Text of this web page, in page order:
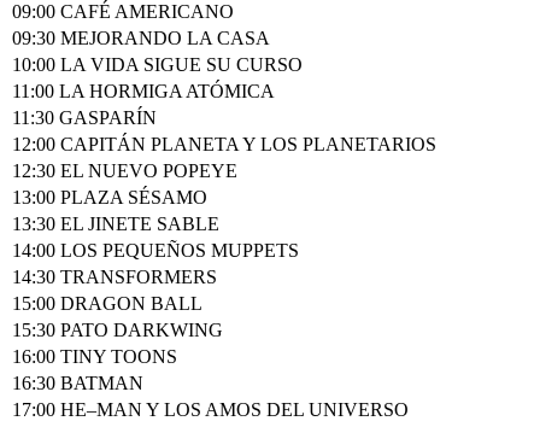
09:00 CAFÉ AMERICANO
09:30 MEJORANDO LA CASA
10:00 LA VIDA SIGUE SU CURSO
11:00 LA HORMIGA ATÓMICA
11:30 GASPARÍN
12:00 CAPITÁN PLANETA Y LOS PLANETARIOS
12:30 EL NUEVO POPEYE
13:00 PLAZA SÉSAMO
13:30 EL JINETE SABLE
14:00 LOS PEQUEÑOS MUPPETS
14:30 TRANSFORMERS
15:00 DRAGON BALL
15:30 PATO DARKWING
16:00 TINY TOONS
16:30 BATMAN
17:00 HE–MAN Y LOS AMOS DEL UNIVERSO